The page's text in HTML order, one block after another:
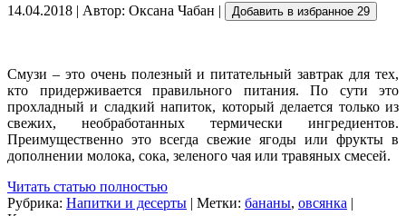
14.04.2018 | Автор: Оксана Чабан | Добавить в избранное 29
Смузи – это очень полезный и питательный завтрак для тех,
кто придерживается правильного питания. По сути это
прохладный и сладкий напиток, который делается только из
свежих, необработанных термически ингредиентов.
Преимущественно это всегда свежие ягоды или фрукты в
дополнении молока, сока, зеленого чая или травяных смесей.
Читать статью полностью
Рубрика: Напитки и десерты | Метки: бананы, овсянка |